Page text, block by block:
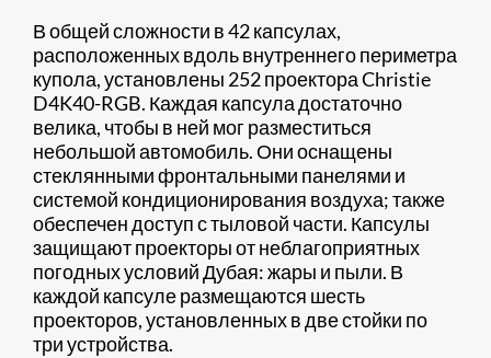
В общей сложности в 42 капсулах,
расположенных вдоль внутреннего периметра
купола, установлены 252 проектора Christie
D4K40-RGB. Каждая капсула достаточно
велика, чтобы в ней мог разместиться
небольшой автомобиль. Они оснащены
стеклянными фронтальными панелями и
системой кондиционирования воздуха; также
обеспечен доступ с тыловой части. Капсулы
защищают проекторы от неблагоприятных
погодных условий Дубая: жары и пыли. В
каждой капсуле размещаются шесть
проекторов, установленных в две стойки по
три устройства.